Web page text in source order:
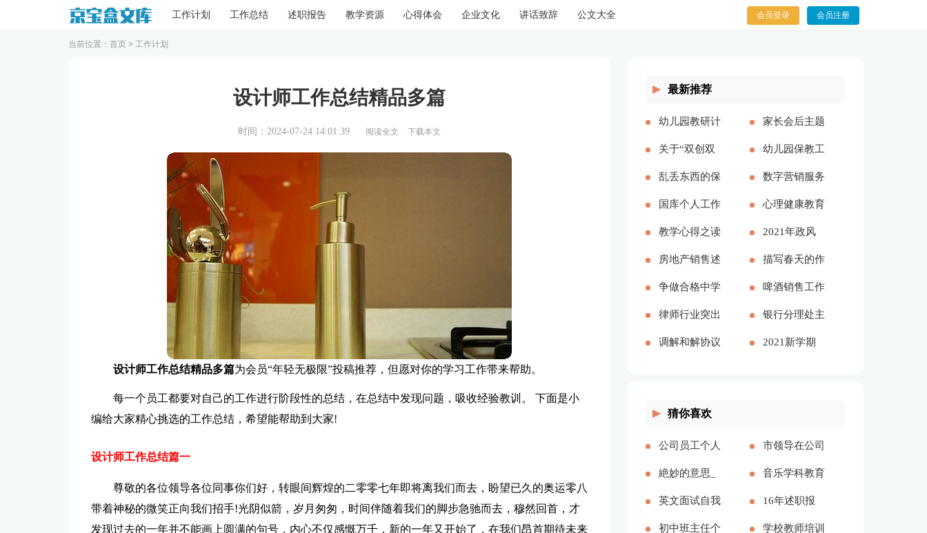
工作计划 工作总结 述职报告 教学资源 心得体会 企业文化 讲话致辞 公文大全 会员登录 会员注册
当前位置： 首页 > 工作计划
设计师工作总结精品多篇
时间：2024-07-24 14:01:39 阅读全文 下载本文
设计师工作总结精品多篇为会员“年轻无极限”投稿推荐，但愿对你的学习工作带来帮助。
每一个员工都要对自己的工作进行阶段性的总结，在总结中发现问题，吸收经验教训。 下面是小
编给大家精心挑选的工作总结，希望能帮助到大家!
设计师工作总结篇一
尊敬的各位领导各位同事你们好，转眼间辉煌的二零零七年即将离我们而去，盼望已久的奥运零八
带着神秘的微笑正向我们招手!光阴似箭，岁月匆匆，时间伴随着我们的脚步急驰而去，穆然回首，才
发现过去的一年并不能画上圆满的句号，内心不仅感慨万千，新的一年又开始了，在我们昂首期待未来
最新推荐
幼儿园教研计
划多篇[本文
共7117字]
家长会后主题
的心得体会多
篇[本文共
10593字]
关于“双创双
服” 工作自查
报告[本文共
4015字]
幼儿园保教工
作计划及目标
[本文共7636
字]
乱丢东西的保
证书[本文共
3542字]
数字营销服务
提供商介绍
[本文共1094
字]
国库个人工作
总结(精选多
篇)[本文共
9740字]
心理健康教育
心得感悟
2021[本文共
7143字]
教学心得之读
《静悄悄的革
命》有感[本
文共1105字]
2021年政风
行风评议[本
文共3432字]
房地产销售述
职报告范本
[本文共6184
字]
描写春天的作
文400字[本文
共3448字]
争做合格中学
生演讲稿3分
钟[本文共
啤酒销售工作
总结[本文共
4266字]
律师行业突出
问题专项治理
银行分理处主
任工作总结
调解和解协议 2021新学期
猜你喜欢
公司员工个人
上半年工作总
结范文[本文
共1088字]
市领导在公司
开业典礼上的
致辞(精选多
篇)[本文共
絶妙的意思_
絶妙的拼音
[本文共6字]
音乐学科教育
计划文本
2022[本文共
英文面试自我
介绍三篇[本
16年述职报
告[本文共
初中班主任个 学校教师培训